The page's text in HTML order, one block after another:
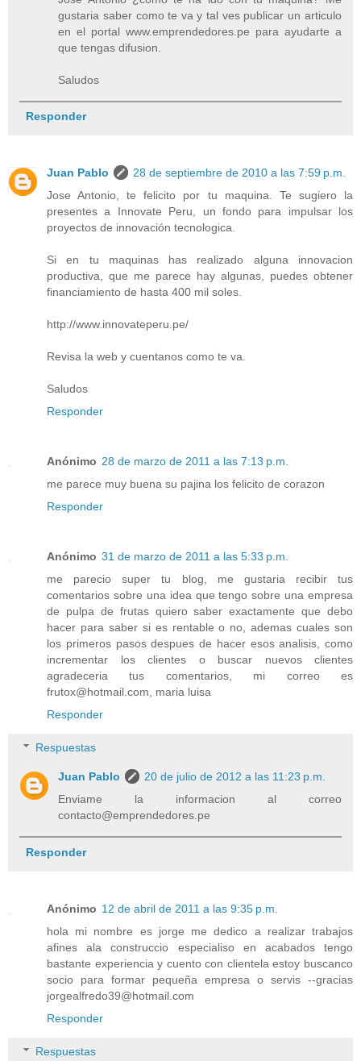
gustaria saber como te va y tal ves publicar un articulo
en el portal www.emprendedores.pe para ayudarte a
que tengas difusion.
Saludos
Responder
Juan Pablo
28 de septiembre de 2010 a las 7:59 p.m.
Jose Antonio, te felicito por tu maquina. Te sugiero la
presentes a Innovate Peru, un fondo para impulsar los
proyectos de innovación tecnologica.
Si en tu maquinas has realizado alguna innovacion
productiva, que me parece hay algunas, puedes obtener
financiamiento de hasta 400 mil soles.
http://www.innovateperu.pe/
Revisa la web y cuentanos como te va.
Saludos
Responder
Anónimo 28 de marzo de 2011 a las 7:13 p.m.
me parece muy buena su pajina los felicito de corazon
Responder
Anónimo 31 de marzo de 2011 a las 5:33 p.m.
me parecio super tu blog, me gustaria recibir tus
comentarios sobre una idea que tengo sobre una empresa
de pulpa de frutas quiero saber exactamente que debo
hacer para saber si es rentable o no, ademas cuales son
los primeros pasos despues de hacer esos analisis, como
incrementar los clientes o buscar nuevos clientes
agradeceria tus comentarios, mi correo es
frutox@hotmail.com, maria luisa
Responder
Respuestas
Juan Pablo
20 de julio de 2012 a las 11:23 p.m.
Enviame la informacion al correo
contacto@emprendedores.pe
Responder
Anónimo 12 de abril de 2011 a las 9:35 p.m.
hola mi nombre es jorge me dedico a realizar trabajos
afines ala construccio especialiso en acabados tengo
bastante experiencia y cuento con clientela estoy buscanco
socio para formar pequeña empresa o servis --gracias
jorgealfredo39@hotmail.com
Responder
Respuestas